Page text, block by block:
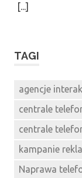
[...]
TAGI
agencje
centrale
centrale
kampanie
Naprawa